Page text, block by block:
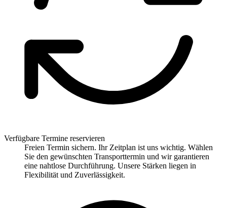
Verfügbare Termine reservieren
Freien Termin sichern. Ihr Zeitplan ist uns wichtig. Wählen
Sie den gewünschten Transporttermin und wir garantieren
eine nahtlose Durchführung. Unsere Stärken liegen in
Flexibilität und Zuverlässigkeit.